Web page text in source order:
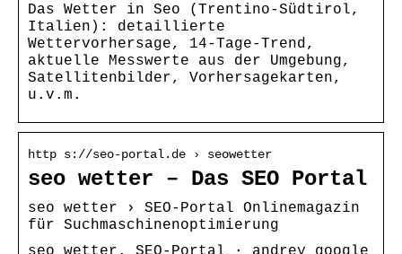
Das Wetter in Seo (Trentino-Südtirol,
Italien): detaillierte
Wettervorhersage, 14-Tage-Trend,
aktuelle Messwerte aus der Umgebung,
Satellitenbilder, Vorhersagekarten,
u.v.m.
http s://seo-portal.de › seowetter
seo wetter – Das SEO Portal
seo wetter › SEO-Portal Onlinemagazin
für Suchmaschinenoptimierung